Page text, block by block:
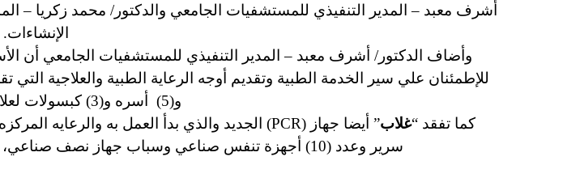
أشرف معبد – المدير التنفيذي للمستشفيات الجامعي والدكتور/ محمد زكريا –
الإنشاءات.
وأضاف الدكتور/ أشرف معبد – المدير التنفيذي للمستشفيات الجامعي أن
للإطمئنان علي سير الخدمة الطبية وتقديم أوجه الرعاية الطبية والعلاجية
و(5) أسره و(3) كبسولات لعلاج حالات الصفراء.
كما تفقد “غلاب” أيضا جهاز (PCR) الجديد والذي بدأ العمل به
سرير وعدد (10) أجهزة تنفس صناعي وسباب جهاز نصف صناعي، وذلك لخدمة حالات الاَشتباة بفيروس كورونا المستجد.